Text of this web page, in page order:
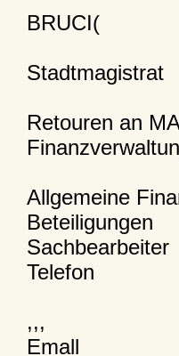
BRUCI(
Stadtmagistrat
Retouren an
Allgemeine
Beteiligungen
Sachbearbeiter
Telefon
,,,
Emall